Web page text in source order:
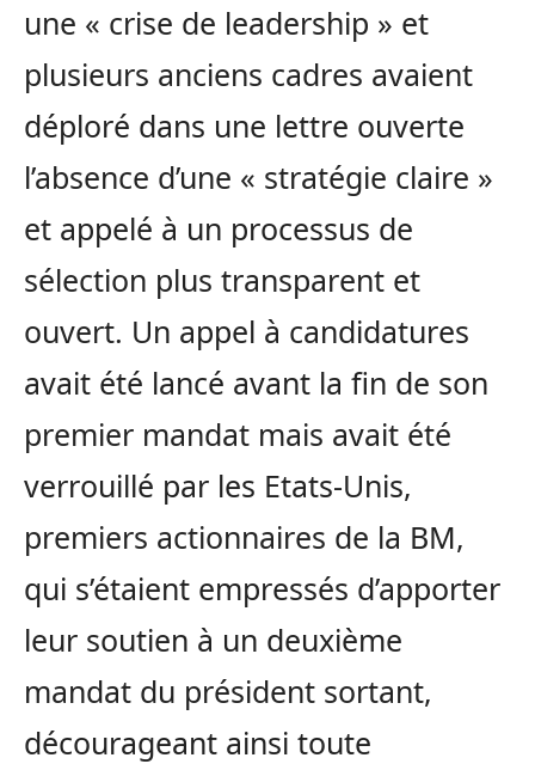
une « crise de leadership » et
plusieurs anciens cadres avaient
déploré dans une lettre ouverte
l’absence d’une « stratégie claire »
et appelé à un processus de
sélection plus transparent et
ouvert. Un appel à candidatures
avait été lancé avant la fin de son
premier mandat mais avait été
verrouillé par les Etats-Unis,
premiers actionnaires de la BM,
qui s’étaient empressés d’apporter
leur soutien à un deuxième
mandat du président sortant,
décourageant ainsi toute